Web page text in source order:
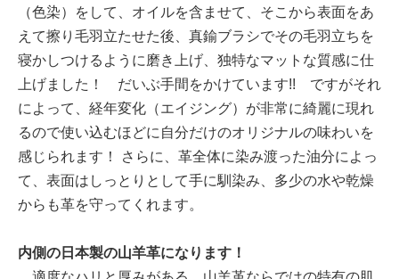
（色染）をして、オイルを含ませて、そこから表面をあ
えて擦り毛羽立たせた後、真鍮ブラシでその毛羽立ちを
寝かしつけるように磨き上げ、独特なマットな質感に仕
上げました！ だいぶ手間をかけています!! ですがそれ
によって、経年変化（エイジング）が非常に綺麗に現れ
るので使い込むほどに自分だけのオリジナルの味わいを
感じられます！ さらに、革全体に染み渡った油分によっ
て、表面はしっとりとして手に馴染み、多少の水や乾燥
からも革を守ってくれます。
内側の日本製の山羊革になります！